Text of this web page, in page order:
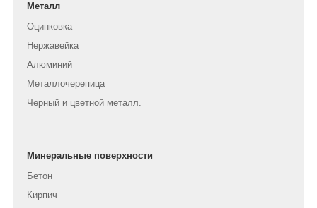
Металл
Оцинковка
Нержавейка
Алюминий
Металлочерепица
Черный и цветной металл.
Минеральные поверхности
Бетон
Кирпич